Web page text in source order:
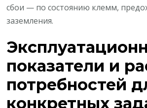
сбои — по состоянию клемм,
заземления.
показатели и
потребностей
конкретных